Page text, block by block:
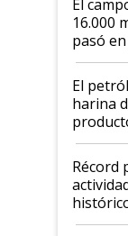
El
16.000
pasó
El
harina
el agro
diez
récord
Récord